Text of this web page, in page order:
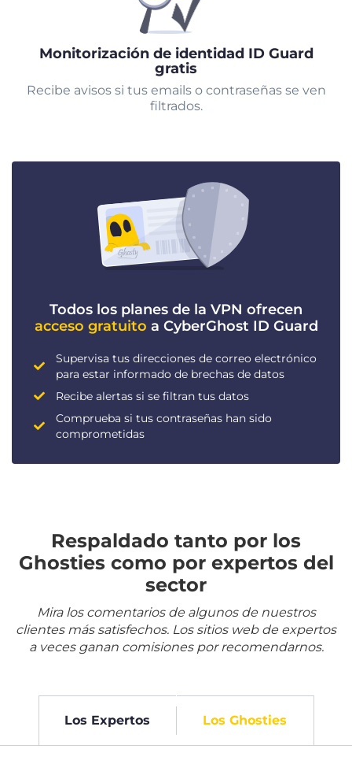
Monitorización de identidad ID Guard
gratis
Recibe avisos si tus emails o contraseñas se ven
filtrados.
Todos los planes de la VPN ofrecen
acceso gratuito a CyberGhost ID Guard
Supervisa tus direcciones de correo electrónico
para estar informado de brechas de datos
Recibe alertas si se filtran tus datos
Comprueba si tus contraseñas han sido
comprometidas
Respaldado tanto por los
Ghosties como por expertos del
sector
Mira los comentarios de algunos de nuestros
clientes más satisfechos. Los sitios web de expertos
a veces ganan comisiones por recomendarnos.
Los Expertos Los Ghosties